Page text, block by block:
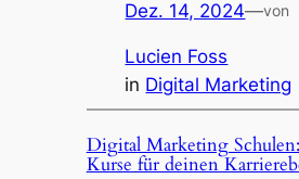
Dez. 14, 2024—von
Lucien Foss
in Digital Marketing
Digital Marketing
Kurse für deinen